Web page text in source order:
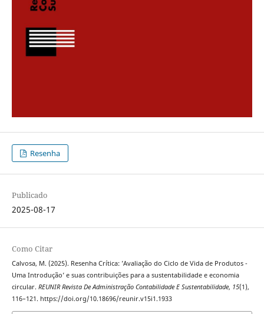
Resenha
Publicado
2025-08-17
Como Citar
Calvosa, M. (2025). Resenha Crítica: ’Avaliação do Ciclo de Vida de Produtos -
Uma Introdução’ e suas contribuições para a sustentabilidade e economia
circular. REUNIR Revista De Administração Contabilidade E Sustentabilidade, 15(1),
116–121. https://doi.org/10.18696/reunir.v15i1.1933